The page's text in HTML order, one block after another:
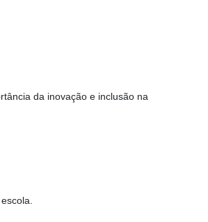
da inovação e inclusão na